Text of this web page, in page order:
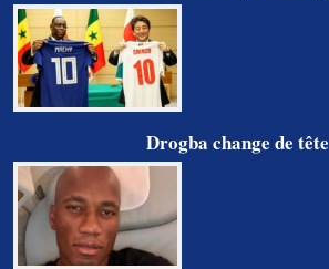
Drogba change de tête